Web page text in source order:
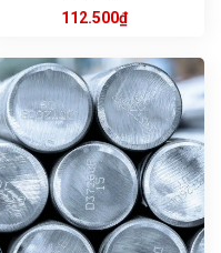
112.500₫